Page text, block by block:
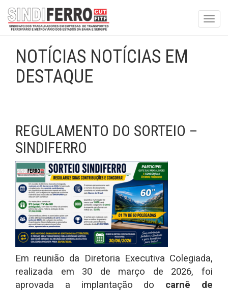
NOTÍCIAS NOTÍCIAS EM
DESTAQUE
REGULAMENTO DO SORTEIO –
SINDIFERRO
Em reunião da Diretoria Executiva Colegiada,
realizada em 30 de março de 2026, foi
aprovada a implantação do carnê de